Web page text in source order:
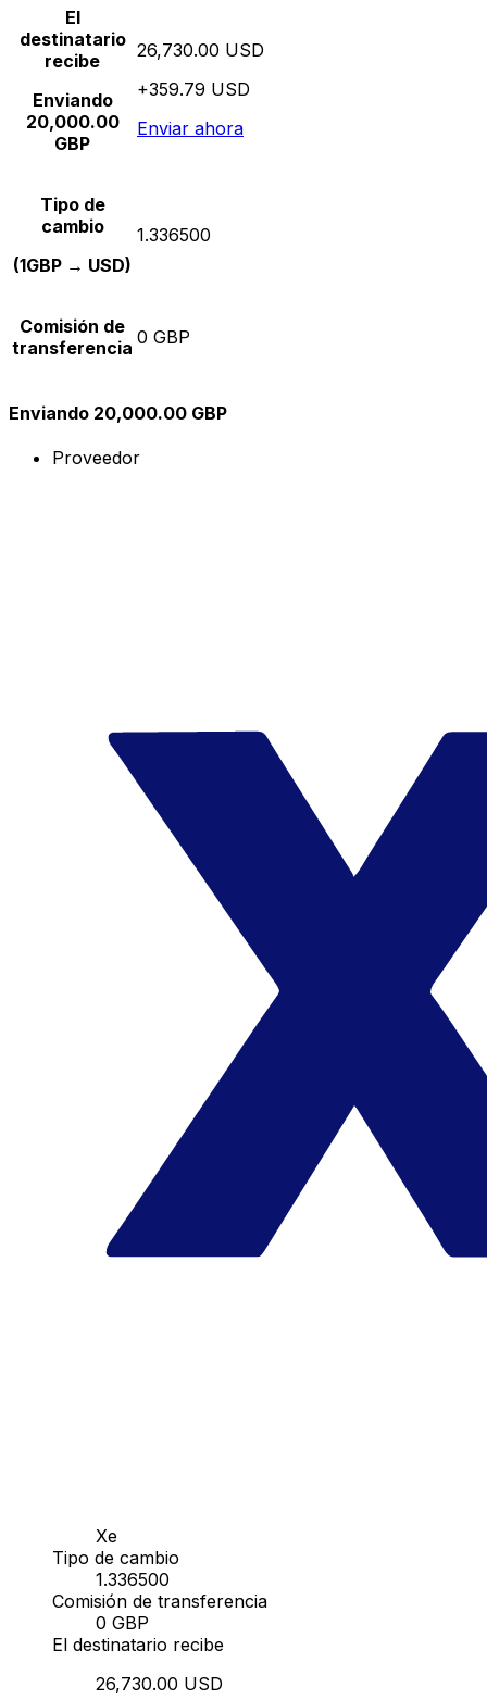
El
destinatario
recibe
Enviando
20,000.00
GBP
26,730.00 USD
+359.79 USD
Enviar ahora
Tipo de
cambio
(1GBP → USD)
1.336500
Comisión de
transferencia 0 GBP
Enviando 20,000.00 GBP
Proveedor
Xe
Tipo de cambio
1.336500
Comisión de transferencia
0 GBP
El destinatario recibe
26,730.00 USD